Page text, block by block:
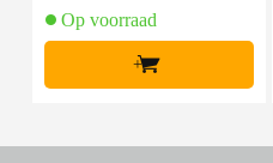
Op voorraad
+